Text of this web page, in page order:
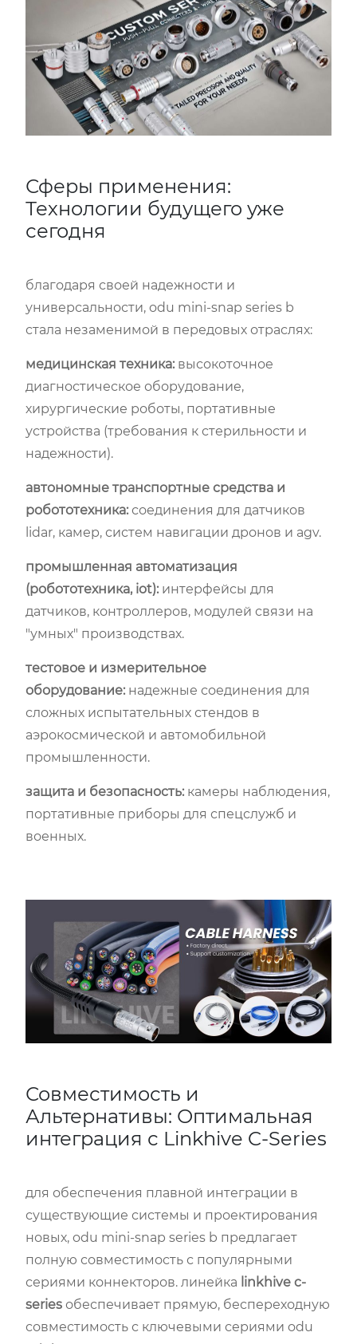
Сферы применения:
Технологии будущего уже
сегодня
благодаря своей надежности и
универсальности, odu mini-snap series b
стала незаменимой в передовых отраслях:
медицинская техника: высокоточное
диагностическое оборудование,
хирургические роботы, портативные
устройства (требования к стерильности и
надежности).
автономные транспортные средства и
робототехника: соединения для датчиков
lidar, камер, систем навигации дронов и agv.
промышленная автоматизация
(робототехника, iot): интерфейсы для
датчиков, контроллеров, модулей связи на
"умных" производствах.
тестовое и измерительное
оборудование: надежные соединения для
сложных испытательных стендов в
аэрокосмической и автомобильной
промышленности.
защита и безопасность: камеры наблюдения,
портативные приборы для спецслужб и
военных.
Совместимость и
Альтернативы: Оптимальная
интеграция с Linkhive C-Series
для обеспечения плавной интеграции в
существующие системы и проектирования
новых, odu mini-snap series b предлагает
полную совместимость с популярными
сериями коннекторов. линейка linkhive c-
series обеспечивает прямую, беспереходную
совместимость с ключевыми сериями odu